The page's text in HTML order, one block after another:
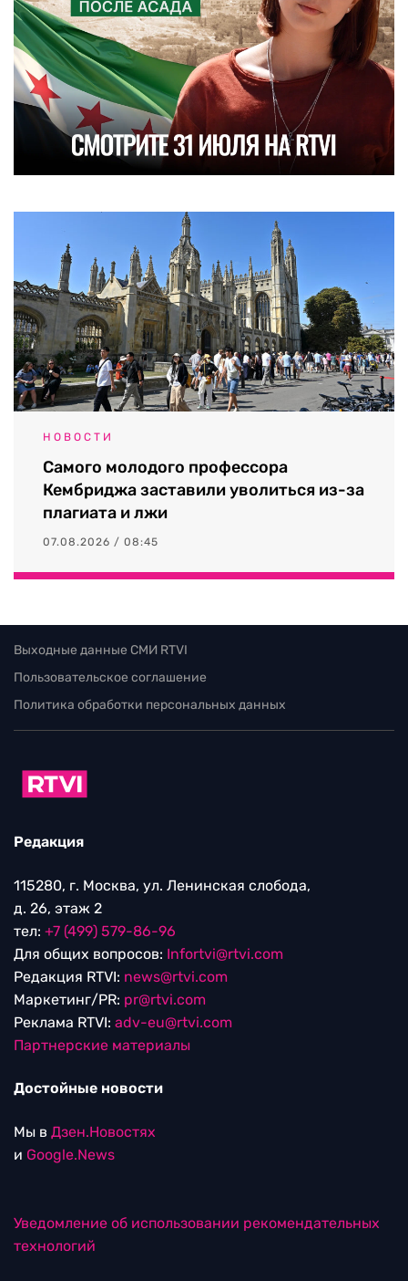
НОВОСТИ
Самого молодого профессора
Кембриджа заставили уволиться из-за
плагиата и лжи
07.08.2026 / 08:45
Выходные данные СМИ RTVI
Пользовательское соглашение
Политика обработки персональных данных
Редакция
115280, г. Москва, ул. Ленинская слобода,
д. 26, этаж 2
тел: +7 (499) 579-86-96
Для общих вопросов: Infortvi@rtvi.com
Редакция RTVI: news@rtvi.com
Маркетинг/PR: pr@rtvi.com
Реклама RTVI: adv-eu@rtvi.com
Партнерские материалы
Достойные новости
Мы в Дзен.Новостях
и Google.News
Уведомление об использовании рекомендательных
технологий